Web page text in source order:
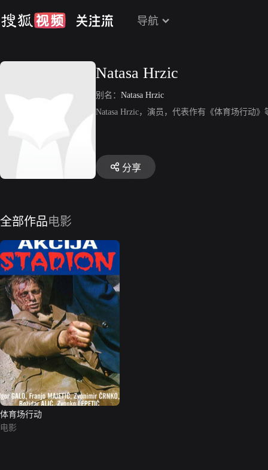
导航
Natasa Hrzic
别名： Natasa Hrzic
Natasa Hrzic，演员，代表作有《体育场行动》
分享
全部作品电影
体育场行动
电影